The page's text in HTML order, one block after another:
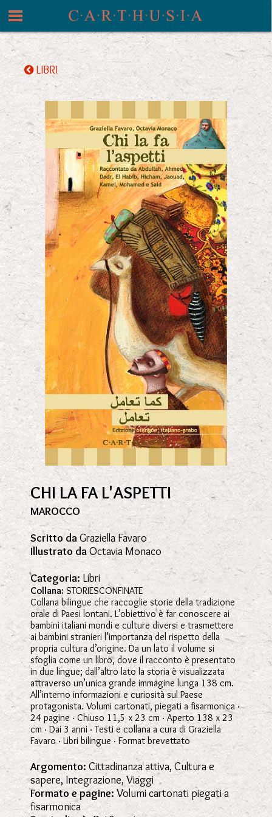
LIBRI
CHI LA FA L'ASPETTI
MAROCCO
Scritto daGraziella Favaro
Illustrato daOctavia Monaco
Categoria: Libri
Collana: STORIESCONFINATE
Collana bilingue che raccoglie storie della tradizione
orale di Paesi lontani. L’obiettivo è far conoscere ai
bambini italiani mondi e culture diversi e trasmettere
ai bambini stranieri l’importanza del rispetto della
propria cultura d’origine. Da un lato il volume si
sfoglia come un libro, dove il racconto è presentato
in due lingue; dall’altro lato la storia è visualizzata
attraverso un’unica grande immagine lunga 138 cm.
All’interno informazioni e curiosità sul Paese
protagonista. Volumi cartonati, piegati a fisarmonica ·
24 pagine · Chiuso 11,5 x 23 cm · Aperto 138 x 23
cm · Dai 3 anni · Testi e collana a cura di Graziella
Favaro · Libri bilingue · Format brevettato
Argomento: Cittadinanza attiva, Cultura e
sapere, Integrazione, Viaggi
Formato e pagine: Volumi cartonati piegati a
fisarmonica